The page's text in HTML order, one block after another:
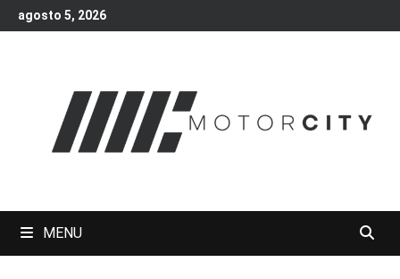
Skip
to
agosto 5, 2026
MENU